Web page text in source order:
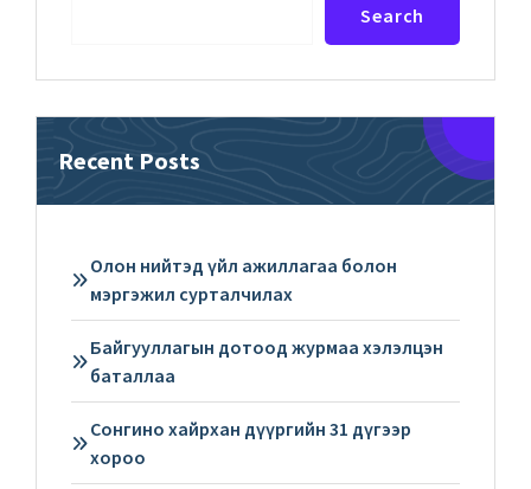
Search
Recent Posts
Олон нийтэд үйл ажиллагаа болон
мэргэжил сурталчилах
Байгууллагын дотоод журмаа хэлэлцэн
баталлаа
Сонгино хайрхан дүүргийн 31 дүгээр
хороо